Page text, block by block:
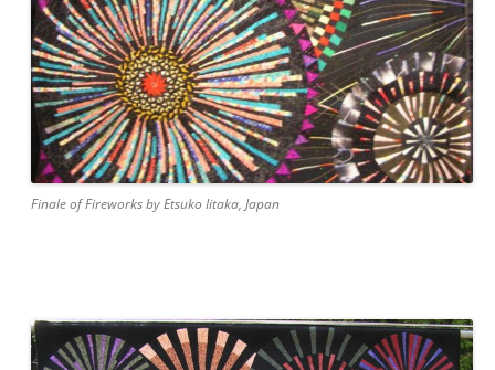
Finale of Fireworks by Etsuko Iitaka, Japan